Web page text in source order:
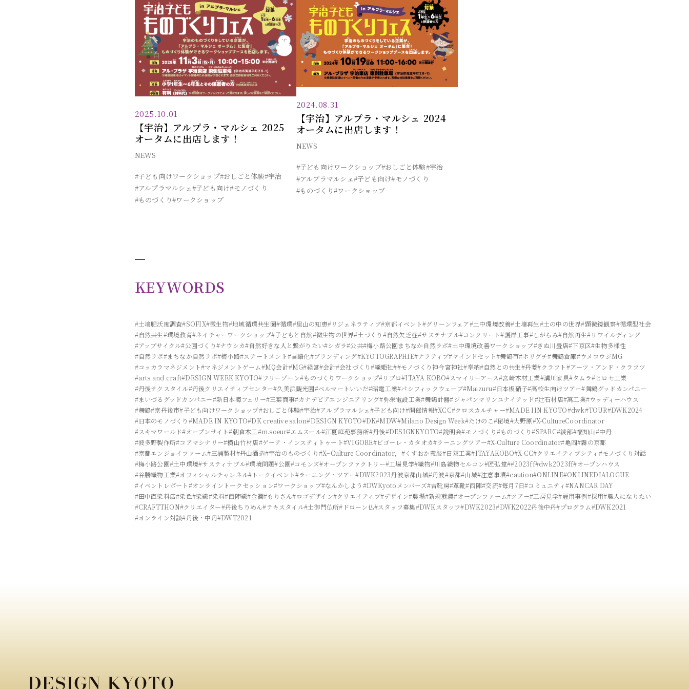
2025.10.01
【宇治】アルプラ・マルシェ 2025
オータムに出店します！
NEWS
#子ども向けワークショップ#おしごと体験#宇治
#アルプラマルシェ#子ども向け#モノづくり
#ものづくり#ワークショップ
2024.08.31
【宇治】アルプラ・マルシェ 2024
オータムに出店します！
NEWS
#子ども向けワークショップ#おしごと体験#宇治
#アルプラマルシェ#子ども向け#モノづくり
#ものづくり#ワークショップ
KEYWORDS
#土壌肥沃度調査#SOFIX#微生物#地域循環共生圏#循環#里山の知恵#リジェネラティブ#京都イベント#グリーンフェア#土中環境改善#土壌再生#土の中の世界#顕微鏡観察#循環型社会
#自然共生#環境教育#ネイチャーワークショップ#子どもと自然#微生物の世界#土づくり #自然欠乏症#サステナブル#コンクリート#護岸工事#しがらみ#自然再生#リワイルディング
#アップサイクル#公園づくり#ナウシカ#自然好きな人と繋がりたい#シガラ#公共#梅小路公園まちなか自然ラボ#土中環境改善ワークショップ#きぬ川畳店#下京区#生物多様性
#自然ラボ#まちなか自然ラボ#梅小路#ステートメント#言語化#ブランディング#KYOTOGRAPHIE#ナラティブ#マインドセット#舞鶴市#ホリグチ#舞鶴倉庫#ウメコウジMG
#コッカラマネジメント#マネジメントゲーム#MQ会計#MG#経営#会計#会社づくり#織姫社##モノづくり神今宮神社#奉納#自然との共生#丹菱#クラフト#アーツ・アンド・クラフツ
#arts and craft#DESIGN WEEK KYOTO#フリーゾーン#ものづくりワークショップ#リプロ#ITAYA KOBO#スマイリーアース#宮崎木材工業#溝川家具#タムラ#ヒロセ工業
#丹後テクスタイル#丹後クリエイティブセンター#久美浜観光園#ベルマートいいだ#昭電工業#パシフィックウェーブ#Maizuru#日本板硝子#高校生向けツアー#舞鶴グッドカンパニー
#まいづるグッドカンパニー#新日本海フェリー#三葉商事#カナデビアエンジニアリング#弥栄電設工業#舞鶴計器#ジャパンマリンユナイテッド#辻石材店#萬工業#ウッディーハウス
#舞鶴#京丹後市#子ども向けワークショップ#おしごと体験#宇治#アルプラマルシェ#子ども向け#開催情報#XCC#クロスカルチャー#MADE IIN KYOTO#dwk#TOUR#DWK2024
#日本のモノづくり #MADE IN KYOTO#DK creative salon#DESIGN KYOTO#DK#MDW#Milano Design Week#たけのこ#秘境#大野原#X-CultureCoordinator
#スキマワールド#オープンサイト#朝倉木工#m.soeur#エムスール#江夏庭苑事務所#丹後#DESIGNKYOTO#説明会#モノづくり#ものづくり#SPARC#綾部#福知山#中丹
#波多野製作所#コアマシナリー#横山竹材店#ゲーテ・インスティトゥート#VIGORE#ビゴーレ・カタオカ#ラーニングツアー#X-Culture Coordinator#亀岡#霧の京都
#京都エンジョイファーム#三浦製材#丹山酒造#宇治のものづくり#X−Culture Coordinator， #くすおか義肢#日双工業#ITAYAKOBO#X-CC#クリエイティブシティ #モノづくり対話
#梅小路公園#土中環境#サスティナブル#環境問題#公園#コモンズ#オープンファクトリー#工場見学#織物#川島織物セルコン#匠弘堂##2023ff#dwk2023ff#オープンハウス
#谷勝織物工業#オフィシャルチャンネル#トークイベント#ラーニング・ツアー#DWK2023丹波京都山城#丹波#京都#山城#注意事項#caution#ONLINE#ONLINEDIALOGUE
#イベントレポート#オンライントークセッション#ワークショップ#なんかしよう #DWKyotoメンバーズ#吉靴房#革靴#西陣#交流#毎月7日#コミュニティ #NANCAR DAY
#田中直染料店#染色#染織#染料#西陣織#金襴#もりさん#ロゴデザイン#クリエイティブ#デザイン#農場#新規就農#オープンファーム#ツアー#工房見学#雇用事例#採用#職人になりたい
#CRAFTTHON#クリエイター#丹後ちりめん#テキスタイル#土御門仏所#ドローン仏#スタッフ募集#DWKスタッフ#DWK2023#DWK2022丹後中丹#プログラム#DWK2021
#オンライン対談#丹後・中丹#DWT2021